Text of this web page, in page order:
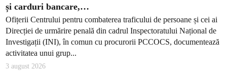
și carduri bancare,…
Ofițerii Centrului pentru combaterea traficului de persoane și cei ai
Direcției de urmărire penală din cadrul Inspectoratului Național de
Investigații (INI), în comun cu procurorii PCCOCS, documentează
activitatea unui grup...
3 august 2026